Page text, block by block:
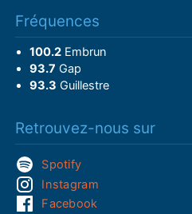
Fréquences
100.2Embrun
93.7 Gap
93.3 Guillestre
Retrouvez-nous sur
Spotify
Instagram
Facebook